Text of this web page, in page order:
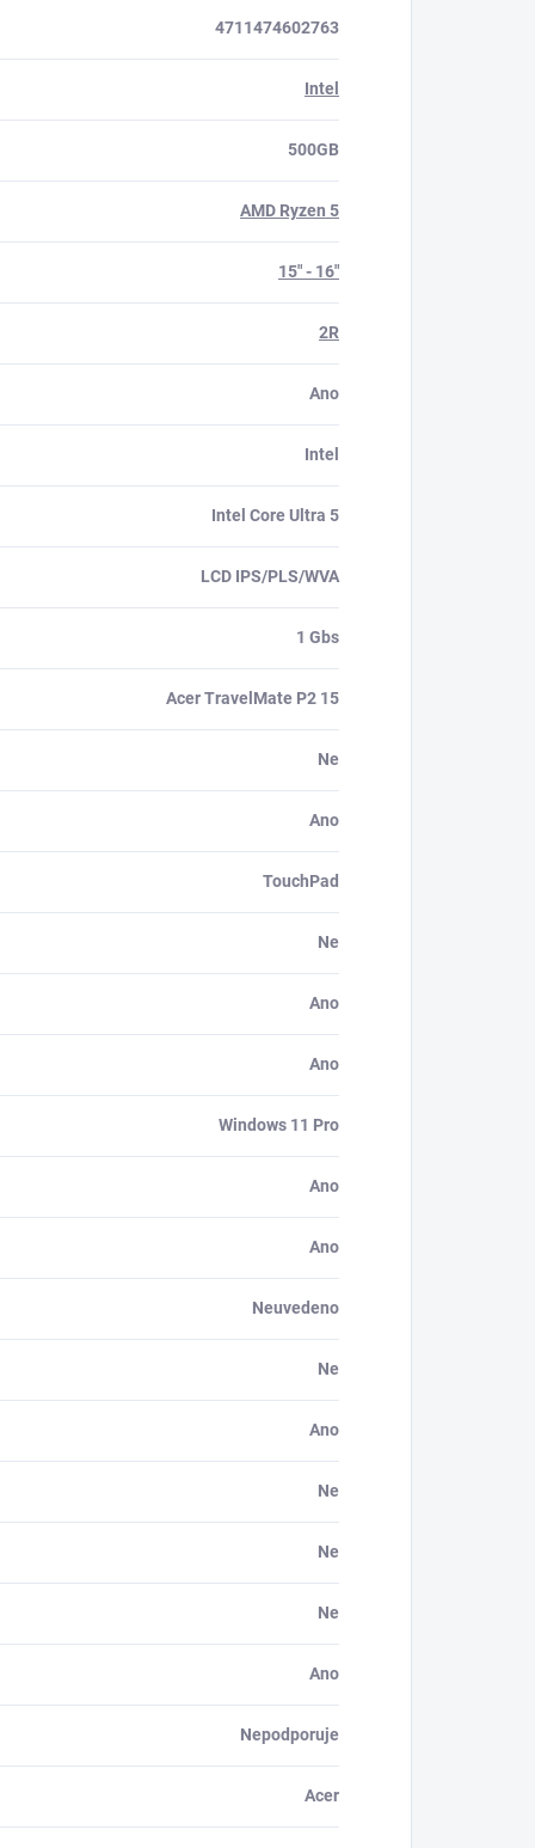
4711474602763
Intel
500GB
AMD Ryzen 5
15" - 16"
2R
Ano
Intel
Intel Core Ultra 5
LCD IPS/PLS/WVA
1 Gbs
Acer TravelMate P2 15
Ne
Ano
TouchPad
Ne
Ano
Ano
Windows 11 Pro
Ano
Ano
Neuvedeno
Ne
Ano
Ne
Ne
Ne
Ano
Nepodporuje
Acer